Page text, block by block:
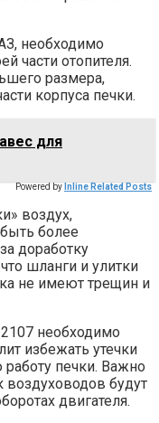
необходимо
части отопителя.
размера,
корпуса печки.
для
Powered by Inline Related Posts
воздух,
более
доработку
шланги и улитки
не имеют трещин и
необходимо
избежать утечки
работу печки. Важно
воздуховодов будут
двигателя.